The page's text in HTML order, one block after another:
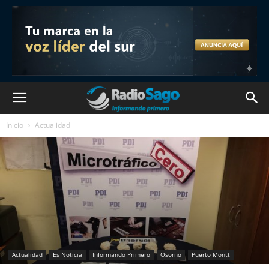
Inicio Actualidad
Actualidad Es Noticia Informando Primero Osorno Puerto Montt